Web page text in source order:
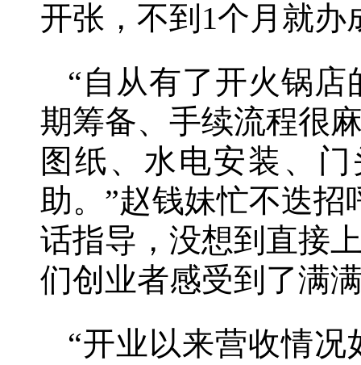
开张，不到1个月就办
“自从有了开火锅
期筹备、手续流程很
图纸、水电安装、
助。”赵钱妹忙不迭
话指导，没想到直接
们创业者感受到了满
“开业以来营收情